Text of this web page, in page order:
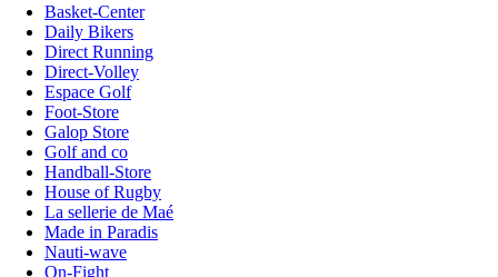
Basket-Center
Daily Bikers
Direct Running
Direct-Volley
Espace Golf
Foot-Store
Galop Store
Golf and co
Handball-Store
House of Rugby
La sellerie de Maé
Made in Paradis
Nauti-wave
On-Fight